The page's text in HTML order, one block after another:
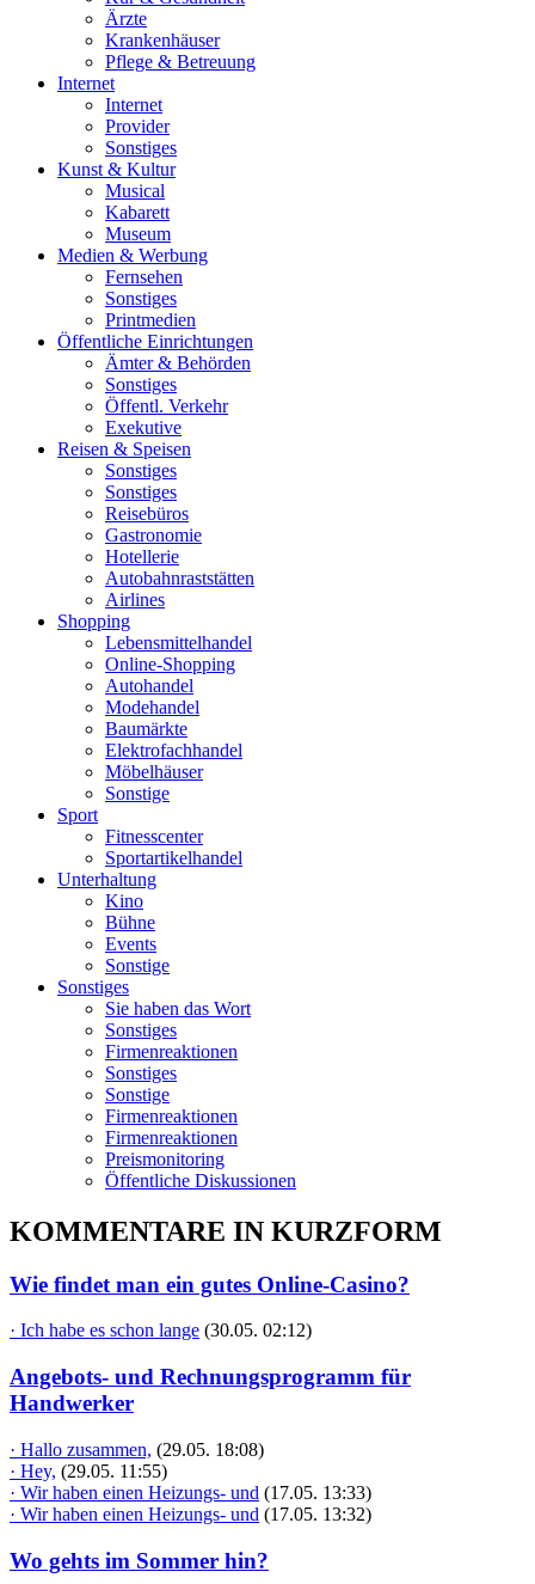
Ärzte
Krankenhäuser
Pflege & Betreuung
Internet
Internet
Provider
Sonstiges
Kunst & Kultur
Musical
Kabarett
Museum
Medien & Werbung
Fernsehen
Sonstiges
Printmedien
Öffentliche Einrichtungen
Ämter & Behörden
Sonstiges
Öffentl. Verkehr
Exekutive
Reisen & Speisen
Sonstiges
Sonstiges
Reisebüros
Gastronomie
Hotellerie
Autobahnraststätten
Airlines
Shopping
Lebensmittelhandel
Online-Shopping
Autohandel
Modehandel
Baumärkte
Elektrofachhandel
Möbelhäuser
Sonstige
Sport
Fitnesscenter
Sportartikelhandel
Unterhaltung
Kino
Bühne
Events
Sonstige
Sonstiges
Sie haben das Wort
Sonstiges
Firmenreaktionen
Sonstiges
Sonstige
Firmenreaktionen
Firmenreaktionen
Preismonitoring
Öffentliche Diskussionen
KOMMENTARE IN KURZFORM
Wie findet man ein gutes Online-Casino?
· Ich habe es schon lange (30.05. 02:12)
Angebots- und Rechnungsprogramm für
Handwerker
· Hallo zusammen, (29.05. 18:08)
· Hey, (29.05. 11:55)
· Wir haben einen Heizungs- und (17.05. 13:33)
· Wir haben einen Heizungs- und (17.05. 13:32)
Wo gehts im Sommer hin?